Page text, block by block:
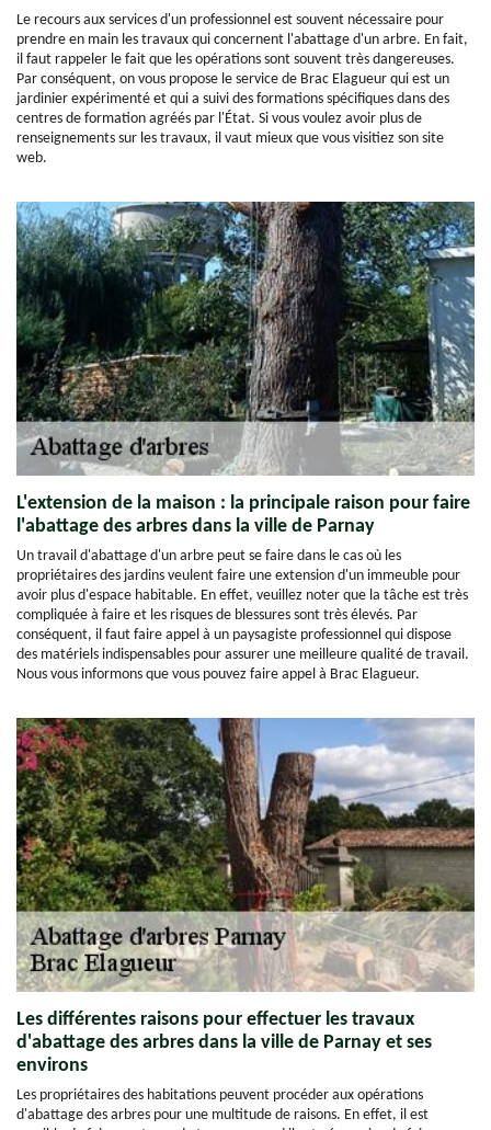
Le recours aux services d'un professionnel est souvent nécessaire pour
prendre en main les travaux qui concernent l'abattage d'un arbre. En fait,
il faut rappeler le fait que les opérations sont souvent très dangereuses.
Par conséquent, on vous propose le service de Brac Elagueur qui est un
jardinier expérimenté et qui a suivi des formations spécifiques dans des
centres de formation agréés par l'État. Si vous voulez avoir plus de
renseignements sur les travaux, il vaut mieux que vous visitiez son site
web.
L'extension de la maison : la principale raison pour faire
l'abattage des arbres dans la ville de Parnay
Un travail d'abattage d'un arbre peut se faire dans le cas où les
propriétaires des jardins veulent faire une extension d'un immeuble pour
avoir plus d'espace habitable. En effet, veuillez noter que la tâche est très
compliquée à faire et les risques de blessures sont très élevés. Par
conséquent, il faut faire appel à un paysagiste professionnel qui dispose
des matériels indispensables pour assurer une meilleure qualité de travail.
Nous vous informons que vous pouvez faire appel à Brac Elagueur.
Les différentes raisons pour effectuer les travaux
d'abattage des arbres dans la ville de Parnay et ses
environs
Les propriétaires des habitations peuvent procéder aux opérations
d'abattage des arbres pour une multitude de raisons. En effet, il est